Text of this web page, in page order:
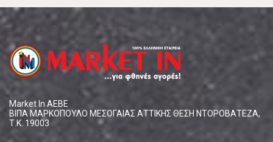
Market In ΑΕΒΕ
ΒΙΠΑ ΜΑΡΚΟΠΟΥΛΟ ΜΕΣΟΓΑΙΑΣ ΑΤΤΙΚΗΣ ΘΕΣΗ ΝΤΟΡΟΒΑΤΕΖΑ,
Τ.Κ. 19003